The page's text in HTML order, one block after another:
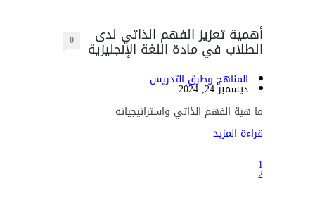
أهمية تعزيز الفهم الذاتي لدى
الطلاب في مادة اللغة الإنجليزية 0
المناهج وطرق التدريس
ديسمبر 24, 2024
ما هية الفهم الذاتي واستراتيجياته
قراءة المزيد
1
2